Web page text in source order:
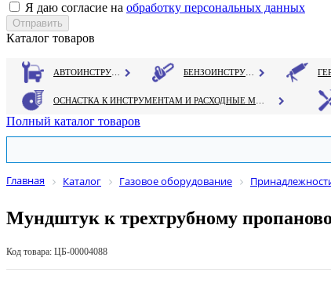
Я даю согласие на обработку персональных данных
Каталог товаров
Полный каталог товаров
Главная Каталог Газовое оборудование
Мундштук к трехтрубному
Код товара: ЦБ-00004088